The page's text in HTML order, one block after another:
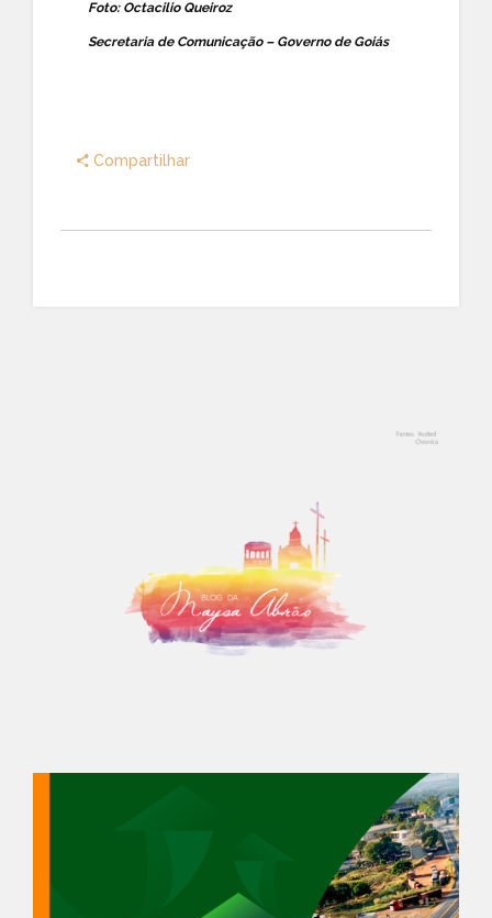
Foto: Octacilio Queiroz
Secretaria de Comunicação – Governo de Goiás
Compartilhar